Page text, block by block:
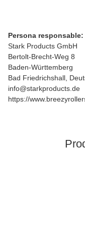
Persona responsable:
Stark Products GmbH
Bertolt-Brecht-Weg 8
Baden-Württemberg
Bad Friedrichshall,
info@starkproducts.de
https://